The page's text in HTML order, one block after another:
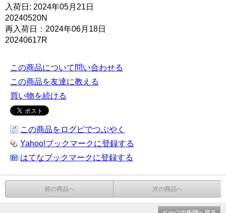
入荷日: 2024年05月21日
20240520N
再入荷日：2024年06月18日
20240617R
この商品について問い合わせる
この商品を友達に教える
買い物を続ける
この商品をログピでつぶやく
Yahoo!ブックマークに登録する
はてなブックマークに登録する
前の商品へ 次の商品へ